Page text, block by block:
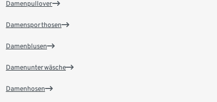
Damenpullover
Damensporthosen
Damenblusen
Damenunterwäsche
Damenhosen